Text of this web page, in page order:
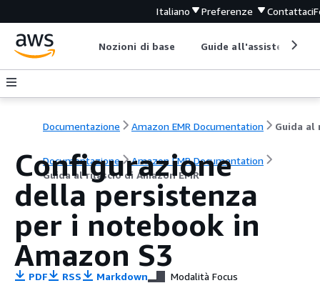
Italiano Preferenze Contattaci
Nozioni di base Guide all'assistenza
Documentazione Amazon EMR Documentation
Documentazione
Amazon EMR Documentation
Guida al rilascio di Amazon EMR
Configurazione
della persistenza
per i notebook in
Amazon S3
PDF RSS Markdown Modalità Focus